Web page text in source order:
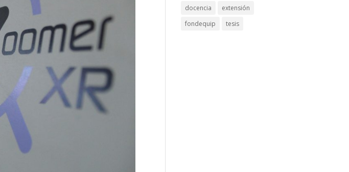
docencia
extensión
fondequip
tesis